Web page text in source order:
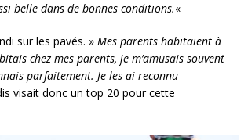
belle dans de bonnes conditions.«
sur les pavés. » Mes parents habitaient à
chez mes parents, je m’amusais souvent
parfaitement. Je les ai reconnu
visait donc un top 20 pour cette